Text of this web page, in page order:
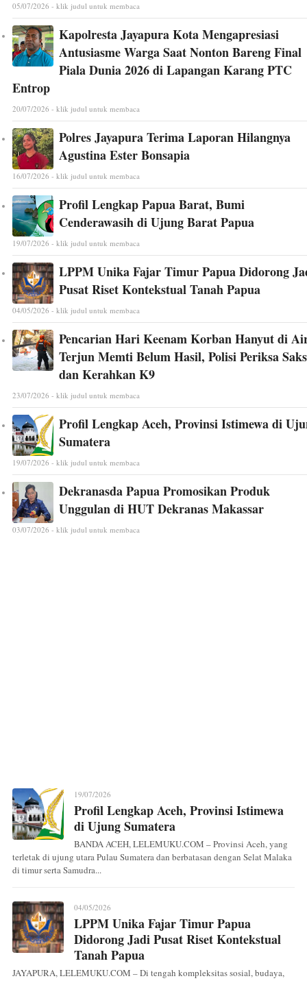
05/07/2026 - klik judul untuk membaca
Kapolresta Jayapura Kota Mengapresiasi
Antusiasme Warga Saat Nonton Bareng Final
Piala Dunia 2026 di Lapangan Karang PTC
Entrop
20/07/2026 - klik judul untuk membaca
Polres Jayapura Terima Laporan Hilangnya
Agustina Ester Bonsapia
16/07/2026 - klik judul untuk membaca
Profil Lengkap Papua Barat, Bumi
Cenderawasih di Ujung Barat Papua
19/07/2026 - klik judul untuk membaca
LPPM Unika Fajar Timur Papua Didorong
Pusat Riset Kontekstual Tanah Papua
04/05/2026 - klik judul untuk membaca
Pencarian Hari Keenam Korban Hanyut di
Terjun Memti Belum Hasil, Polisi Periksa
dan Kerahkan K9
23/07/2026 - klik judul untuk membaca
Profil Lengkap Aceh, Provinsi Istimewa di
Sumatera
19/07/2026 - klik judul untuk membaca
Dekranasda Papua Promosikan Produk
Unggulan di HUT Dekranas Makassar
03/07/2026 - klik judul untuk membaca
19/07/2026
Profil Lengkap Aceh, Provinsi Istimewa
di Ujung Sumatera
BANDA ACEH, LELEMUKU.COM – Provinsi Aceh, yang
terletak di ujung utara Pulau Sumatera dan berbatasan dengan Selat Malaka
di timur serta Samudra...
04/05/2026
LPPM Unika Fajar Timur Papua
Didorong Jadi Pusat Riset Kontekstual
Tanah Papua
JAYAPURA, LELEMUKU.COM – Di tengah kompleksitas sosial, budaya,